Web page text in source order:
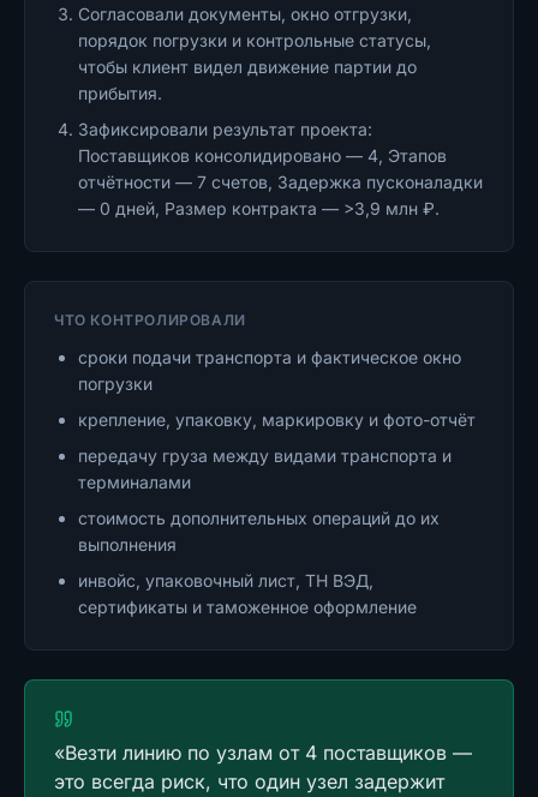
Согласовали документы, окно отгрузки,
порядок погрузки и контрольные статусы,
чтобы клиент видел движение партии до
прибытия.
Зафиксировали результат проекта:
Поставщиков консолидировано — 4, Этапов
отчётности — 7 счетов, Задержка пусконаладки
— 0 дней, Размер контракта — >3,9 млн ₽.
ЧТО КОНТРОЛИРОВАЛИ
сроки подачи транспорта и фактическое окно
погрузки
крепление, упаковку, маркировку и фото-отчёт
передачу груза между видами транспорта и
терминалами
стоимость дополнительных операций до их
выполнения
инвойс, упаковочный лист, ТН ВЭД,
сертификаты и таможенное оформление
«Везти линию по узлам от 4 поставщиков —
это всегда риск, что один узел задержит